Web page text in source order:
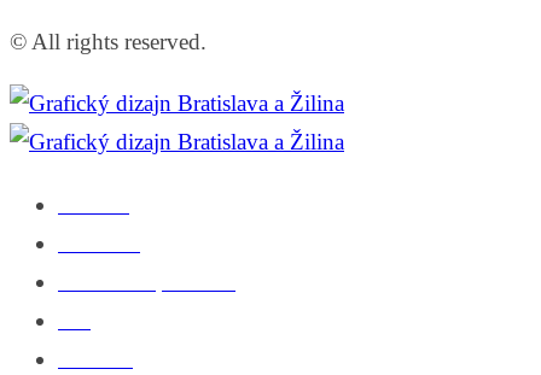
© All rights reserved.